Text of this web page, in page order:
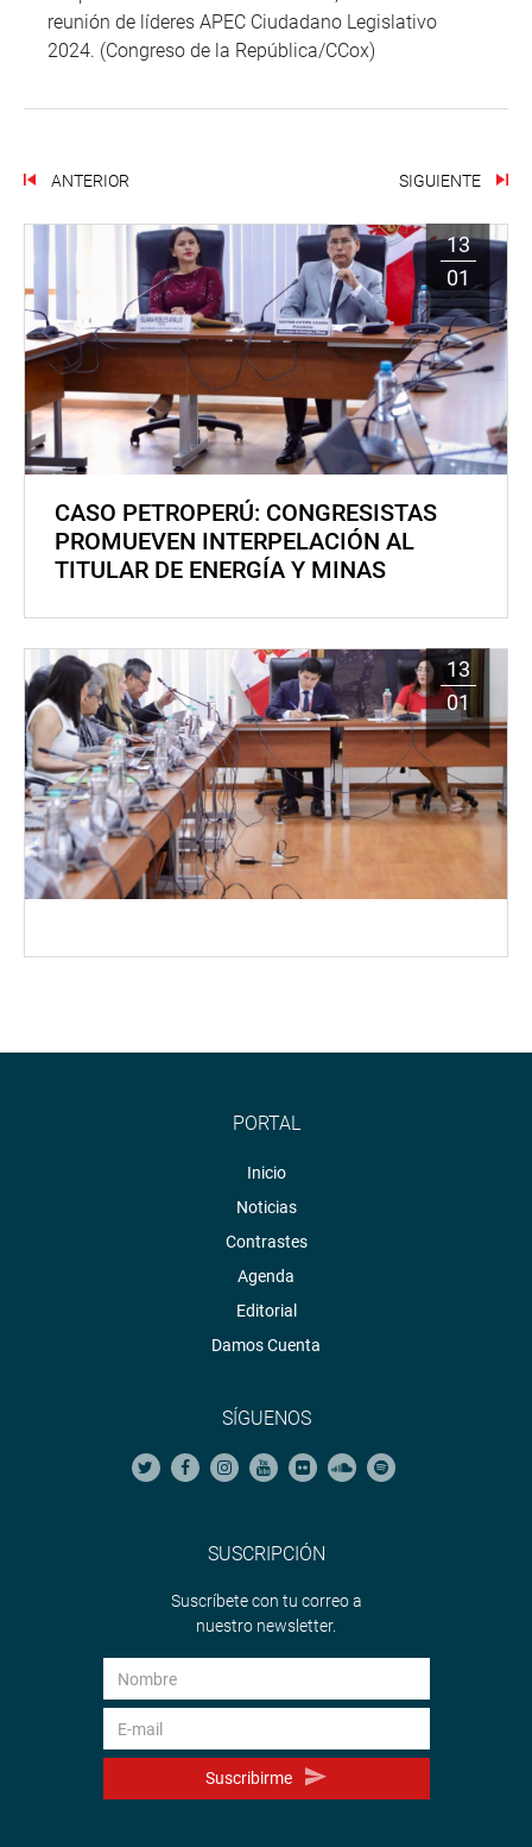
reunión de líderes APEC Ciudadano Legislativo
2024. (Congreso de la República/CCox)
ANTERIOR SIGUIENTE
13
01
CASO PETROPERÚ: CONGRESISTAS
PROMUEVEN INTERPELACIÓN AL
TITULAR DE ENERGÍA Y MINAS
13
01
PORTAL
Inicio
Noticias
Contrastes
Agenda
Editorial
Damos Cuenta
SÍGUENOS
SUSCRIPCIÓN
Suscríbete con tu correo a
nuestro newsletter.
Suscribirme